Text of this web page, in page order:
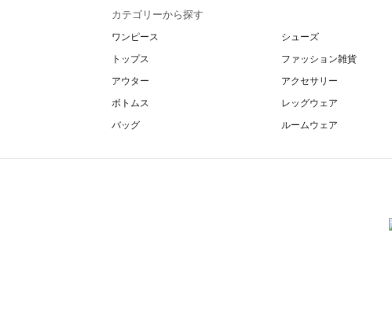
カテゴリーから探す
ワンピース
トップス
アウター
ボトムス
バッグ
シューズ
ファッション雑貨
アクセサリー
レッグウェア
ルームウェア